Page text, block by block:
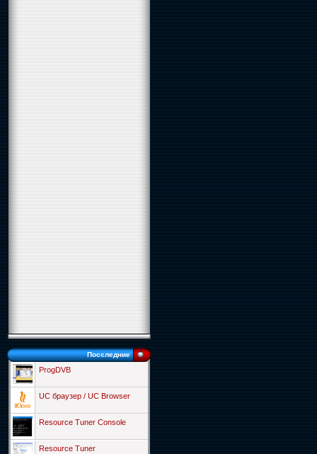
Посследние
ProgDVB
UC браузер / UC Browser
Resource Tuner Console
Resource Tuner